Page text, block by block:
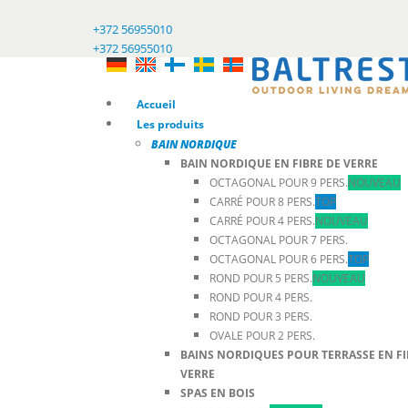
+372 56955010
+372 56955010
Accueil
Les produits
BAIN NORDIQUE
BAIN NORDIQUE EN FIBRE DE VERRE
OCTAGONAL POUR 9 PERS.NOUVEAU
CARRÉ POUR 8 PERS.TOP
CARRÉ POUR 4 PERS.NOUVEAU
OCTAGONAL POUR 7 PERS.
OCTAGONAL POUR 6 PERS.TOP
ROND POUR 5 PERS.NOUVEAU
ROND POUR 4 PERS.
ROND POUR 3 PERS.
OVALE POUR 2 PERS.
BAINS NORDIQUES POUR TERRASSE EN
VERRE
SPAS EN BOIS